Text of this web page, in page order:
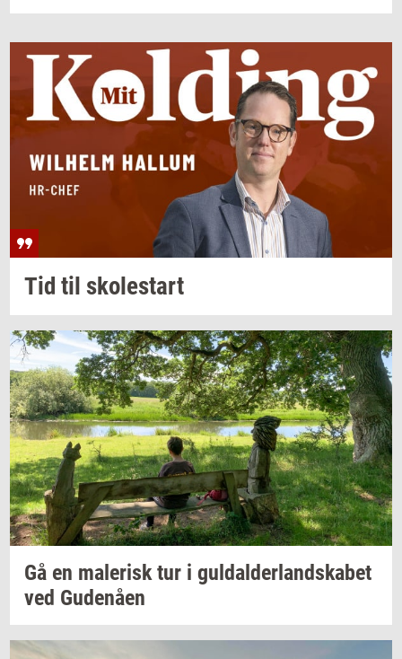
Tid til sko­lestart
Gå en ma­le­risktur i gul­dal­der­land­ska­bet
ved Gu­denå­en